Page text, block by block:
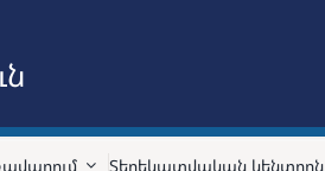
Տեղեկատվական կենտրոն